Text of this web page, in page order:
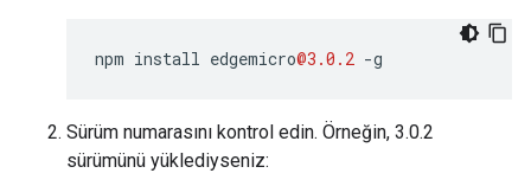
npm install edgemicro@3.0.2 -g
Sürüm numarasını kontrol edin. Örneğin, 3.0.2
sürümünü yüklediyseniz: